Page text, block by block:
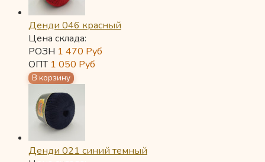
Денди 046 красный
Цена склада:
РОЗН 1 470 Руб
ОПТ 1 050 Руб
Денди 021 синий темный